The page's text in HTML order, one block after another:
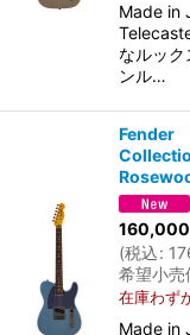
Made in
なルッ
ンル…
Fender
160,000
(税込:
希望小売
在庫わず
Made in